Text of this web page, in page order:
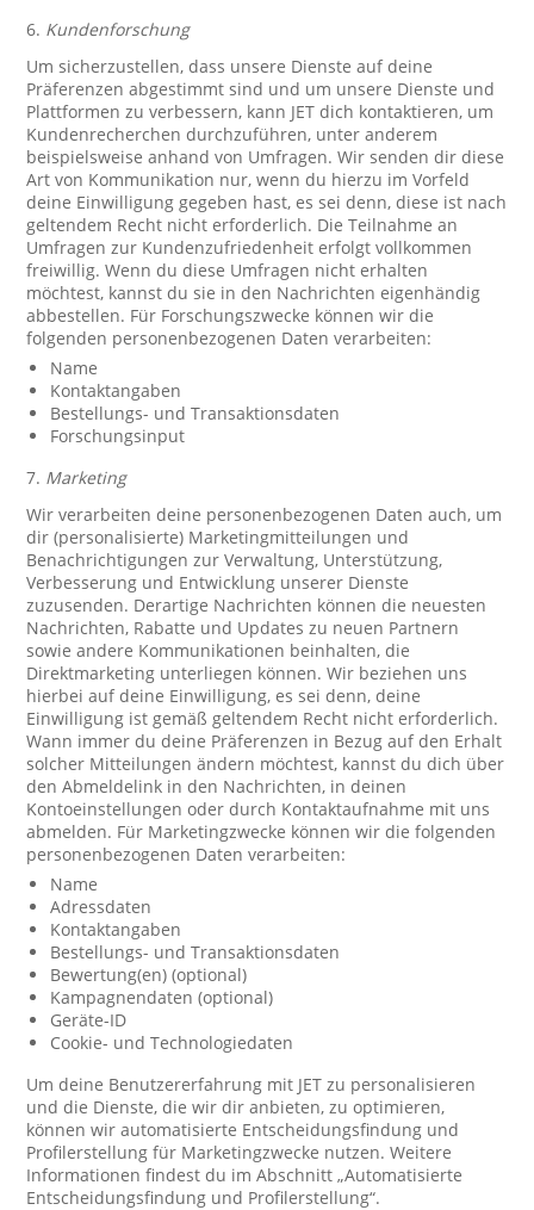
6. Kundenforschung
Um sicherzustellen, dass unsere Dienste auf deine
Präferenzen abgestimmt sind und um unsere Dienste und
Plattformen zu verbessern, kann JET dich kontaktieren, um
Kundenrecherchen durchzuführen, unter anderem
beispielsweise anhand von Umfragen. Wir senden dir diese
Art von Kommunikation nur, wenn du hierzu im Vorfeld
deine Einwilligung gegeben hast, es sei denn, diese ist nach
geltendem Recht nicht erforderlich. Die Teilnahme an
Umfragen zur Kundenzufriedenheit erfolgt vollkommen
freiwillig. Wenn du diese Umfragen nicht erhalten
möchtest, kannst du sie in den Nachrichten eigenhändig
abbestellen. Für Forschungszwecke können wir die
folgenden personenbezogenen Daten verarbeiten:
Name
Kontaktangaben
Bestellungs- und Transaktionsdaten
Forschungsinput
7. Marketing
Wir verarbeiten deine personenbezogenen Daten auch, um
dir (personalisierte) Marketingmitteilungen und
Benachrichtigungen zur Verwaltung, Unterstützung,
Verbesserung und Entwicklung unserer Dienste
zuzusenden. Derartige Nachrichten können die neuesten
Nachrichten, Rabatte und Updates zu neuen Partnern
sowie andere Kommunikationen beinhalten, die
Direktmarketing unterliegen können. Wir beziehen uns
hierbei auf deine Einwilligung, es sei denn, deine
Einwilligung ist gemäß geltendem Recht nicht erforderlich.
Wann immer du deine Präferenzen in Bezug auf den Erhalt
solcher Mitteilungen ändern möchtest, kannst du dich über
den Abmeldelink in den Nachrichten, in deinen
Kontoeinstellungen oder durch Kontaktaufnahme mit uns
abmelden. Für Marketingzwecke können wir die folgenden
personenbezogenen Daten verarbeiten:
Name
Adressdaten
Kontaktangaben
Bestellungs- und Transaktionsdaten
Bewertung(en) (optional)
Kampagnendaten (optional)
Geräte-ID
Cookie- und Technologiedaten
Um deine Benutzererfahrung mit JET zu personalisieren
und die Dienste, die wir dir anbieten, zu optimieren,
können wir automatisierte Entscheidungsfindung und
Profilerstellung für Marketingzwecke nutzen. Weitere
Informationen findest du im Abschnitt „Automatisierte
Entscheidungsfindung und Profilerstellung“.